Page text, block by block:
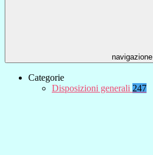
navigazione
Categorie
Disposizioni generali 247